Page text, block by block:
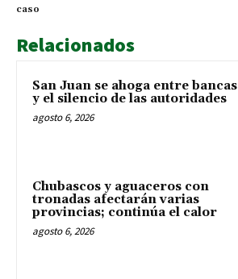
caso
Relacionados
San Juan se ahoga entre bancas
y el silencio de las autoridades
agosto 6, 2026
Chubascos y aguaceros con
tronadas afectarán varias
provincias; continúa el calor
agosto 6, 2026